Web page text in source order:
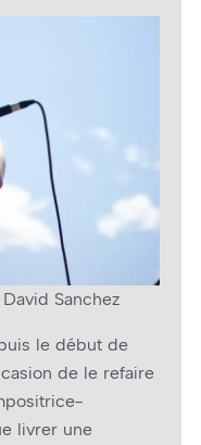
Sanchez
le début de
de le refaire
livrer une